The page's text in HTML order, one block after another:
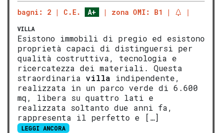
bagni: 2 C.E. A+ zona OMI: B1
VILLA
Esistono immobili di pregio ed esistono
proprietà capaci di distinguersi per
qualità costruttiva, tecnologia e
ricercatezza dei materiali. Questa
straordinaria villa indipendente,
realizzata in un parco verde di 6.600
mq, libera su quattro lati e
realizzata soltanto due anni fa,
rappresenta il perfetto e […]
LEGGI ANCORA